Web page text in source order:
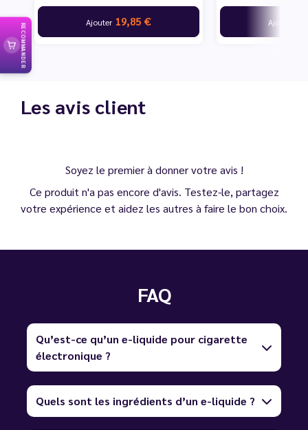
Ajouter 19,85 € Ajouter
Les avis client
Soyez le premier à donner votre avis !
Ce produit n'a pas encore d'avis. Testez-le, partagez
votre expérience et aidez les autres à faire le bon choix.
FAQ
Qu’est-ce qu’un e-liquide pour cigarette
électronique ?
Quels sont les ingrédients d’un e-liquide ?
RECOMMANDER